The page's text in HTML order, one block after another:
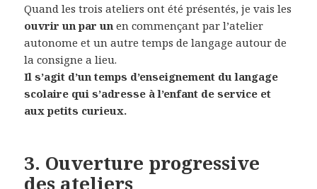
Quand les trois ateliers ont été présentés, je vais les
ouvrir un par un en commençant par l’atelier
autonome et un autre temps de langage autour de
la consigne a lieu.
Il s’agit d’un temps d’enseignement du langage
scolaire qui s’adresse à l’enfant de service et
aux petits curieux.
3. Ouverture progressive
des ateliers